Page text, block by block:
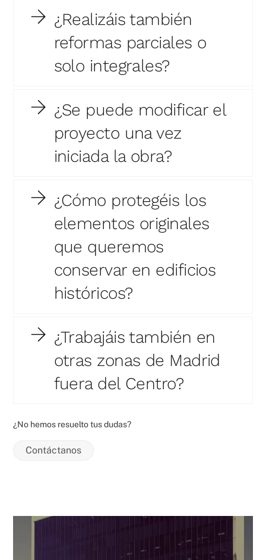
¿Realizáis también
reformas parciales o
solo integrales?
¿Se puede modificar el
proyecto una vez
iniciada la obra?
¿Cómo protegéis los
elementos originales
que queremos
conservar en edificios
históricos?
¿Trabajáis también en
otras zonas de Madrid
fuera del Centro?
¿No hemos resuelto tus dudas?
Contáctanos